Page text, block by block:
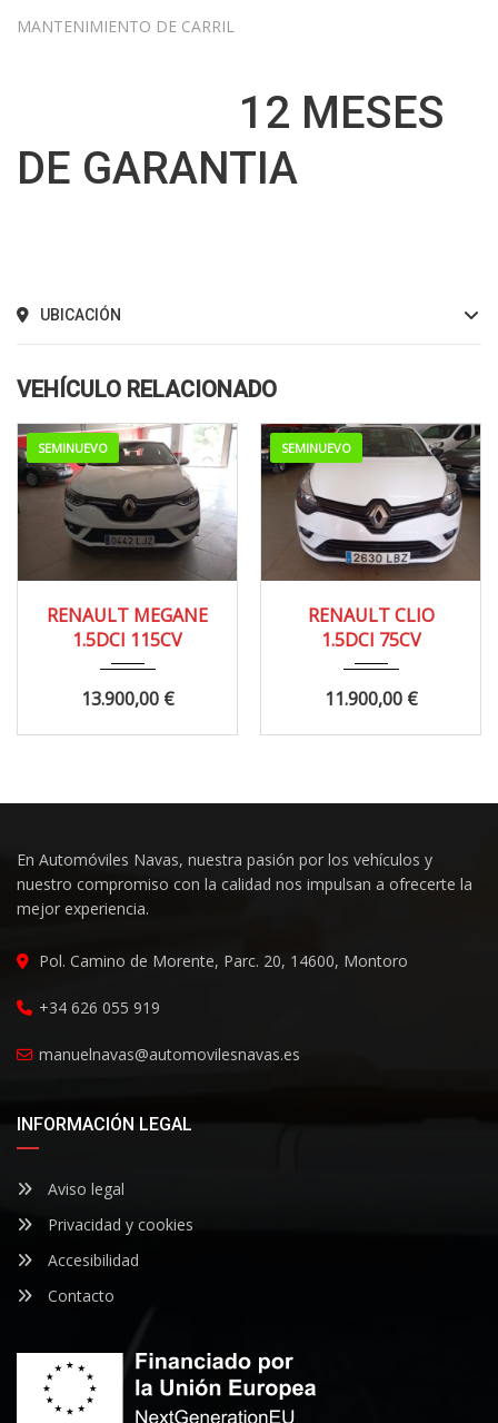
MANTENIMIENTO DE CARRIL
12 MESES
DE GARANTIA
UBICACIÓN
VEHÍCULO RELACIONADO
SEMINUEVO
RENAULT MEGANE
1.5DCI 115CV
13.900,00€
SEMINUEVO
RENAULT CLIO
1.5DCI 75CV
11.900,00€
En Automóviles Navas, nuestra pasión por los vehículos y
nuestro compromiso con la calidad nos impulsan a ofrecerte la
mejor experiencia.
Pol. Camino de Morente, Parc. 20, 14600, Montoro
+34 626 055 919
manuelnavas@automovilesnavas.es
INFORMACIÓN LEGAL
Aviso legal
Privacidad y cookies
Accesibilidad
Contacto